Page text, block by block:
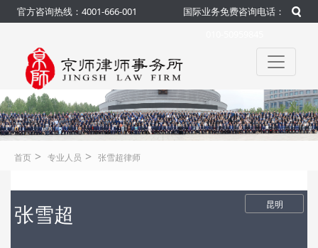
官方咨询热线：4001-666-001
国际业务免费咨询电话：
首页 > 专业人员 > 张雪超律师
张雪超 昆明